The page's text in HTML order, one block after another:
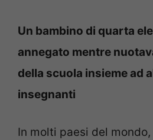
Un bambino di quarta
annegato mentre
della scuola insieme ad
insegnanti
In molti paesi del